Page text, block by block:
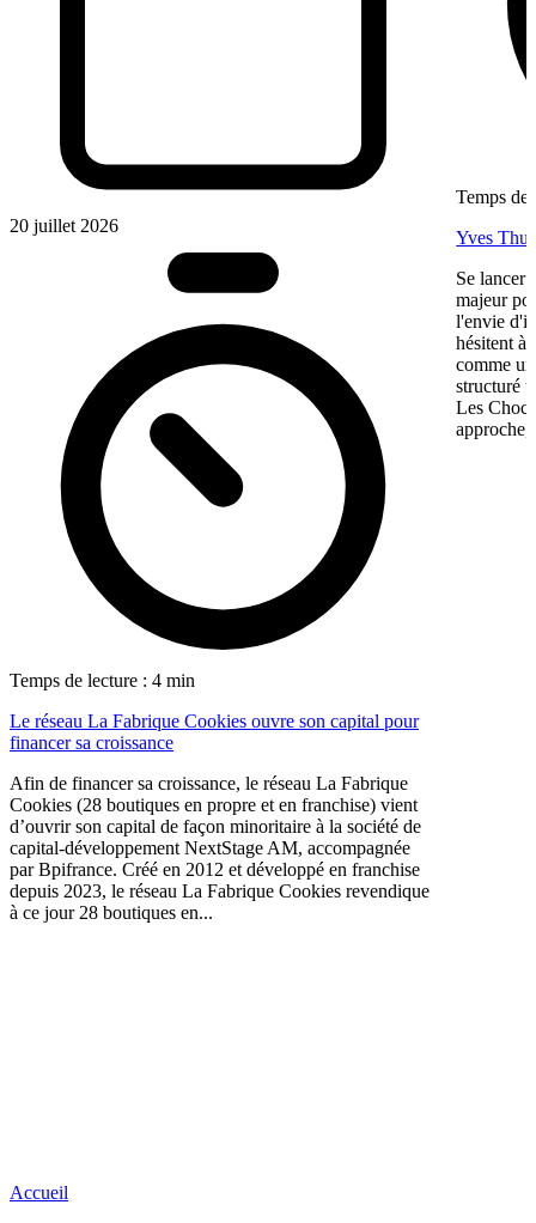
20 juillet 2026
Temps de lecture : 4 min
Le réseau La Fabrique Cookies ouvre son capital pour
financer sa croissance
Afin de financer sa croissance, le réseau La Fabrique
Cookies (28 boutiques en propre et en franchise) vient
d’ouvrir son capital de façon minoritaire à la société de
capital-développement NextStage AM, accompagnée
par Bpifrance. Créé en 2012 et développé en franchise
depuis 2023, le réseau La Fabrique Cookies revendique
à ce jour 28 boutiques en...
Temps de
Yves
Se lancer
majeur
l'envie
hésitent à
comme
structuré
Les
approche,
Accueil